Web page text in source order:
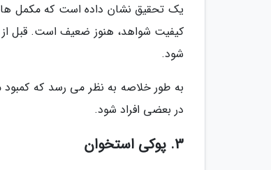
یک تحقیق نشان داده است که مکمل های
کیفیت شواهد، هنوز ضعیف است. قبل از
شود.
به طور خلاصه به نظر می رسد که
در بعضی افراد شود.
3. پوکی استخوان